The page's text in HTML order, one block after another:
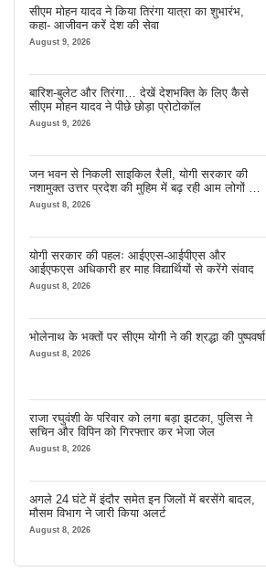
सीएम मोहन यादव ने किया तिरंगा यात्रा का शुभारंभ,
कहा- आजीवन करें देश की सेवा
August 9, 2026
बारिश-बुलेट और तिरंगा… देखें देशभक्ति के लिए कैसे
सीएम मोहन यादव ने पीछे छोड़ा प्रोटोकॉल
August 9, 2026
जन भवन से निकली साइकिल रैली, योगी सरकार की
नशामुक्त उत्तर प्रदेश की मुहिम में बढ़ रही आम लोगों की
भागीदारी
August 8, 2026
योगी सरकार की पहलः आईएएस-आईपीएस और
आईएफएस अधिकारी हर माह विद्यार्थियों से करेंगे संवाद
August 8, 2026
भोलेनाथ के भक्तों पर सीएम योगी ने की श्रद्धा की पुष्पवर्षा
August 8, 2026
राजा रघुवंशी के परिवार को लगा बड़ा झटका, पुलिस ने
सचिन और विपिन को गिरफ्तार कर भेजा जेल
August 8, 2026
अगले 24 घंटे में इंदौर समेत इन जिलों में बरसेंगे बादल,
मौसम विभाग ने जारी किया अलर्ट
August 8, 2026